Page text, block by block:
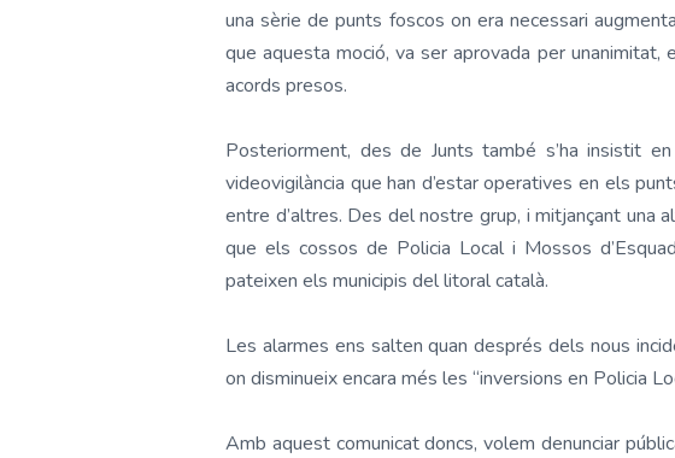
una sèrie de punts foscos on era necessari
que aquesta moció, va ser aprovada per
acords presos.
Posteriorment, des de Junts també s’ha insistit
videovigilància que han d’estar operatives en els
entre d’altres. Des del nostre grup, i mitjançant una
que els cossos de Policia Local i Mossos
pateixen els municipis del litoral català.
Les alarmes ens salten quan després dels nous
on disminueix encara més les “inversions en Policia
Amb aquest comunicat doncs, volem denunciar